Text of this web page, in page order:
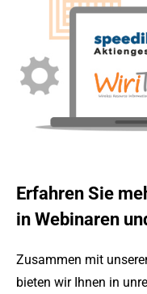
Erfahren Sie
in Webinaren
Zusammen mit
bieten wir Ihnen in